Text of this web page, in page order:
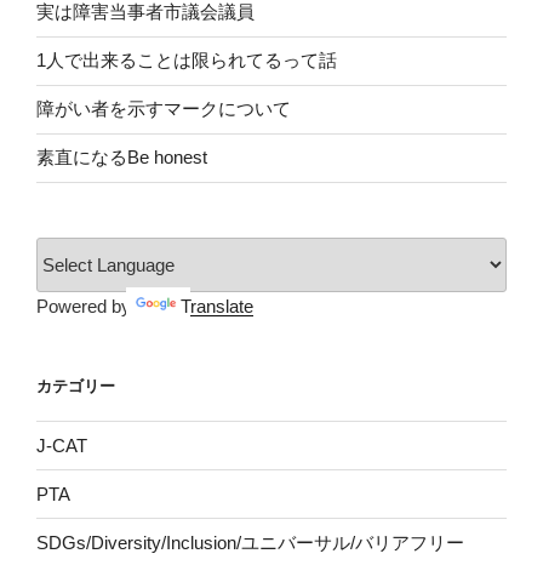
実は障害当事者市議会議員
1人で出来ることは限られてるって話
障がい者を示すマークについて
素直になるBe honest
Powered by Translate
カテゴリー
J-CAT
PTA
SDGs/Diversity/Inclusion/ユニバーサル/バリアフリー